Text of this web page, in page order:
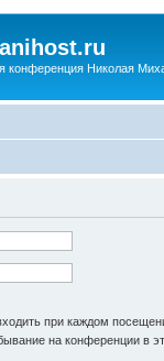
конференция Николая
при каждом
на конференции в